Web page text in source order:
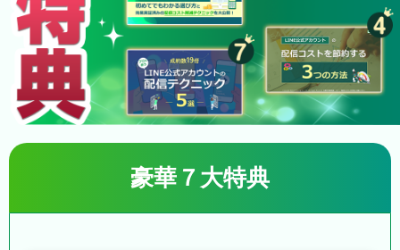
豪華７大特典